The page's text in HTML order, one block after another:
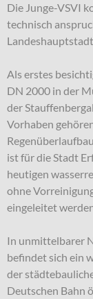
Die Junge-VSVI
technisch
Als erstes
DN 2000 in der
der
Vorhaben
ist für die Stadt
heutigen
ohne
eingeleitet
In unmittelbarer
befindet sich ein
der
Deutschen Bahn